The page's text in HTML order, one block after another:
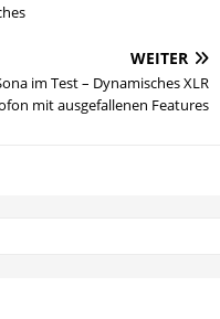
WEITER
im Test – Dynamisches XLR
mit ausgefallenen Features